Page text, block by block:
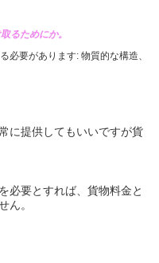
るためにか。
必要があります: 物質的な構造、
に提供してもいいですが貨
必要とすれば、貨物料金と
ん。